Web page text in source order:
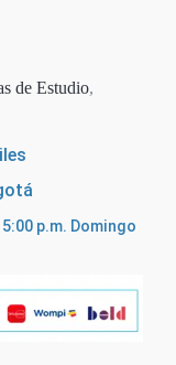
de Estudio,
p.m. Domingo